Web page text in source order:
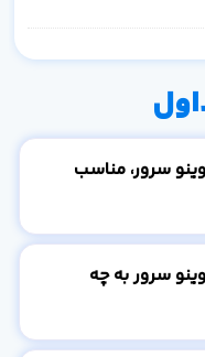
سرور، مناسب
سرور به چه